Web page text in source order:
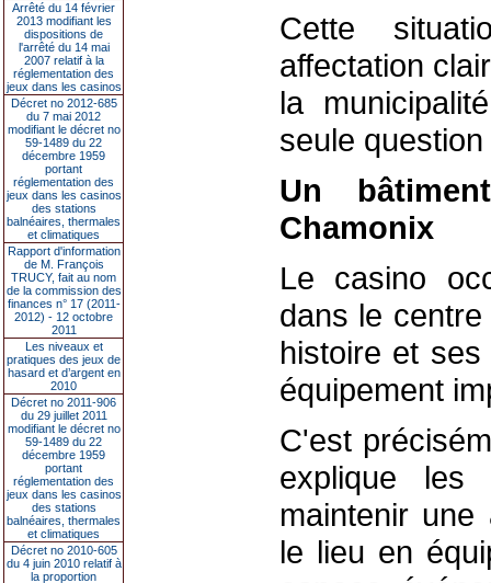
Arrêté du 14 février
2013 modifiant les
dispositions de
l'arrêté du 14 mai
2007 relatif à la
réglementation des
jeux dans les casinos
Décret no 2012-685
du 7 mai 2012
modifiant le décret no
59-1489 du 22
décembre 1959
portant
réglementation des
jeux dans les casinos
des stations
balnéaires, thermales
et climatiques
Rapport d'information
de M. François
TRUCY, fait au nom
de la commission des
finances n° 17 (2011-
2012) - 12 octobre
2011
Les niveaux et
pratiques des jeux de
hasard et d’argent en
2010
Décret no 2011-906
du 29 juillet 2011
modifiant le décret no
59-1489 du 22
décembre 1959
portant
réglementation des
jeux dans les casinos
des stations
balnéaires, thermales
et climatiques
Décret no 2010-605
du 4 juin 2010 relatif à
la proportion
Cette
affectation
la
seule
Un
Chamonix
Le casino
dans le
histoire et
équipement
C'est
explique les
maintenir
le lieu en